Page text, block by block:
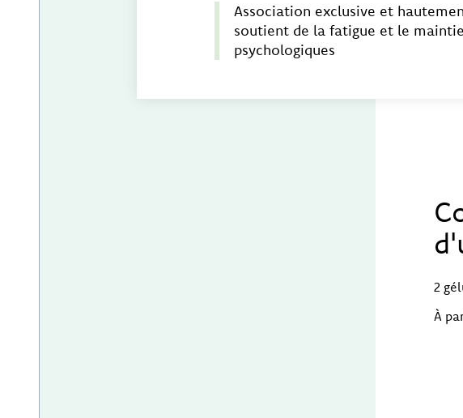
Association exclusive et
soutient de la fatigue et le
psychologiques
2
À